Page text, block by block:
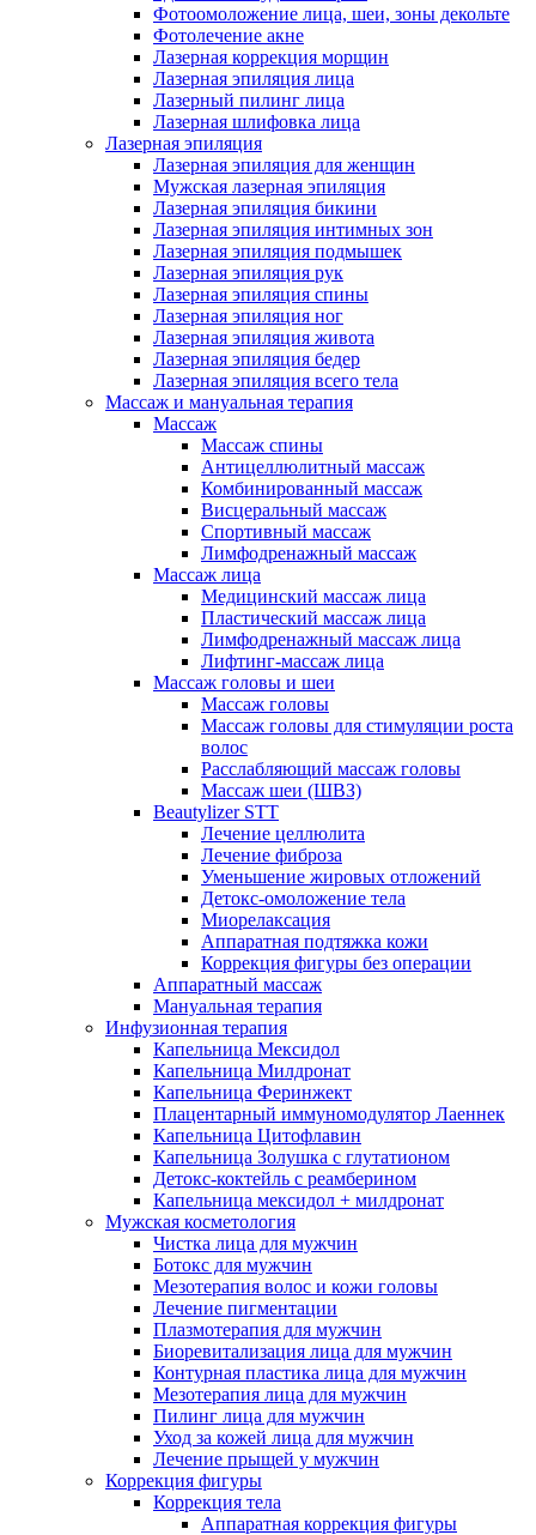
Фотоомоложение лица, шеи, зоны декольте
Фотолечение акне
Лазерная коррекция морщин
Лазерная эпиляция лица
Лазерный пилинг лица
Лазерная шлифовка лица
Лазерная эпиляция
Лазерная эпиляция для женщин
Мужская лазерная эпиляция
Лазерная эпиляция бикини
Лазерная эпиляция интимных зон
Лазерная эпиляция подмышек
Лазерная эпиляция рук
Лазерная эпиляция спины
Лазерная эпиляция ног
Лазерная эпиляция живота
Лазерная эпиляция бедер
Лазерная эпиляция всего тела
Массаж и мануальная терапия
Массаж
Массаж спины
Антицеллюлитный массаж
Комбинированный массаж
Висцеральный массаж
Спортивный массаж
Лимфодренажный массаж
Массаж лица
Медицинский массаж лица
Пластический массаж лица
Лимфодренажный массаж лица
Лифтинг-массаж лица
Массаж головы и шеи
Массаж головы
Массаж головы для стимуляции роста
волос
Расслабляющий массаж головы
Массаж шеи (ШВЗ)
Beautylizer STT
Лечение целлюлита
Лечение фиброза
Уменьшение жировых отложений
Детокс-омоложение тела
Миорелаксация
Аппаратная подтяжка кожи
Коррекция фигуры без операции
Аппаратный массаж
Мануальная терапия
Инфузионная терапия
Капельница Мексидол
Капельница Милдронат
Капельница Феринжект
Плацентарный иммуномодулятор Лаеннек
Капельница Цитофлавин
Капельница Золушка с глутатионом
Детокс-коктейль с реамберином
Капельница мексидол + милдронат
Мужская косметология
Чистка лица для мужчин
Ботокс для мужчин
Мезотерапия волос и кожи головы
Лечение пигментации
Плазмотерапия для мужчин
Биоревитализация лица для мужчин
Контурная пластика лица для мужчин
Мезотерапия лица для мужчин
Пилинг лица для мужчин
Уход за кожей лица для мужчин
Лечение прыщей у мужчин
Коррекция фигуры
Коррекция тела
Аппаратная коррекция фигуры